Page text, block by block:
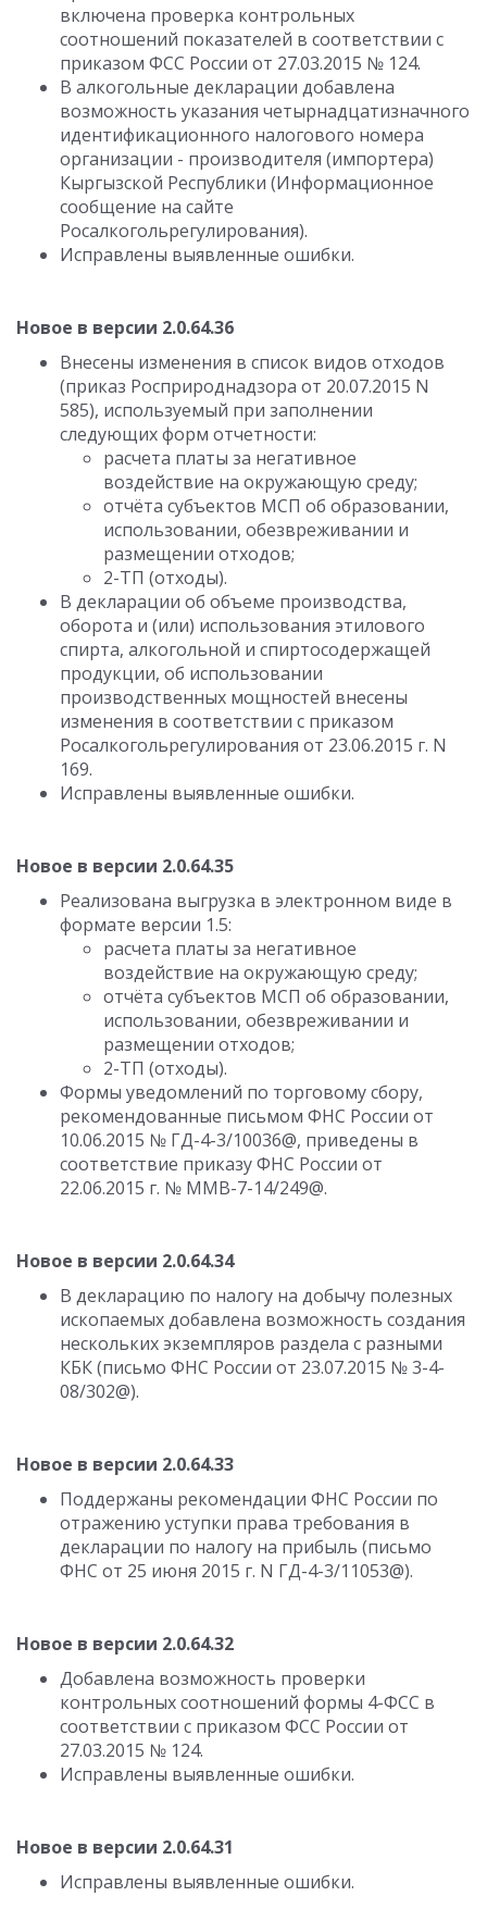
включена проверка контрольных
соотношений показателей в соответствии с
приказом ФСС России от 27.03.2015 № 124.
В алкогольные декларации добавлена
возможность указания четырнадцатизначного
идентификационного налогового номера
организации - производителя (импортера)
Кыргызской Республики (Информационное
сообщение на сайте
Росалкогольрегулирования).
Исправлены выявленные ошибки.
Новое в версии 2.0.64.36
Внесены изменения в список видов отходов
(приказ Росприроднадзора от 20.07.2015 N
585), используемый при заполнении
следующих форм отчетности:
расчета платы за негативное
воздействие на окружающую среду;
отчёта субъектов МСП об образовании,
использовании, обезвреживании и
размещении отходов;
2-ТП (отходы).
В декларации об объеме производства,
оборота и (или) использования этилового
спирта, алкогольной и спиртосодержащей
продукции, об использовании
производственных мощностей внесены
изменения в соответствии с приказом
Росалкогольрегулирования от 23.06.2015 г. N
169.
Исправлены выявленные ошибки.
Новое в версии 2.0.64.35
Реализована выгрузка в электронном виде в
формате версии 1.5:
расчета платы за негативное
воздействие на окружающую среду;
отчёта субъектов МСП об образовании,
использовании, обезвреживании и
размещении отходов;
2-ТП (отходы).
Формы уведомлений по торговому сбору,
рекомендованные письмом ФНС России от
10.06.2015 № ГД-4-3/10036@, приведены в
соответствие приказу ФНС России от
22.06.2015 г. № ММВ-7-14/249@.
Новое в версии 2.0.64.34
В декларацию по налогу на добычу полезных
ископаемых добавлена возможность создания
нескольких экземпляров раздела с разными
КБК (письмо ФНС России от 23.07.2015 № 3-4-
08/302@).
Новое в версии 2.0.64.33
Поддержаны рекомендации ФНС России по
отражению уступки права требования в
декларации по налогу на прибыль (письмо
ФНС от 25 июня 2015 г. N ГД-4-3/11053@).
Новое в версии 2.0.64.32
Добавлена возможность проверки
контрольных соотношений формы 4-ФСС в
соответствии с приказом ФСС России от
27.03.2015 № 124.
Исправлены выявленные ошибки.
Новое в версии 2.0.64.31
Исправлены выявленные ошибки.